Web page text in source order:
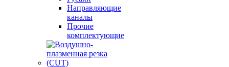
Направляющие
каналы
Прочие
комплектующие